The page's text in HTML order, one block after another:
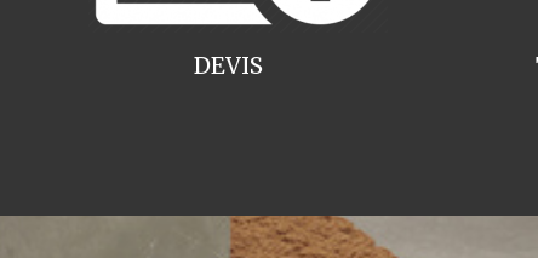
DEVIS